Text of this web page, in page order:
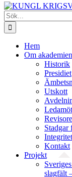
Sök
efter:
Hem
Om akademien
Historik
Presidiet
Utskott
Stadgar
Kontakt
Projekt
slagfält